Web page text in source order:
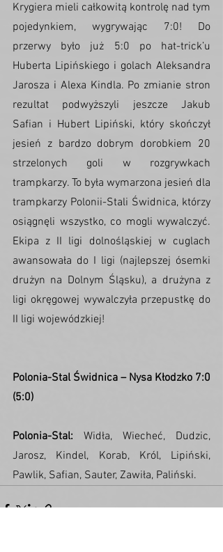
Krygiera mieli całkowitą kontrolę nad tym
pojedynkiem, wygrywając 7:0! Do
przerwy było już 5:0 po hat-trick’u
Huberta Lipińskiego i golach Aleksandra
Jarosza i Alexa Kindla. Po zmianie stron
rezultat podwyższyli jeszcze Jakub
Safian i Hubert Lipiński, który skończył
jesień z bardzo dobrym dorobkiem 20
strzelonych goli w rozgrywkach
trampkarzy. To była wymarzona jesień dla
trampkarzy Polonii-Stali Świdnica, którzy
osiągnęli wszystko, co mogli wywalczyć.
Ekipa z II ligi dolnośląskiej w cuglach
awansowała do I ligi (najlepszej ósemki
drużyn na Dolnym Śląsku), a drużyna z
ligi okręgowej wywalczyła przepustkę do
II ligi wojewódzkiej!
Polonia-Stal Świdnica – Nysa Kłodzko 7:0
(5:0)
Polonia-Stal: Widła, Wiecheć, Dudzic,
Jarosz, Kindel, Korab, Król, Lipiński,
Pawlik, Safian, Sauter, Zawiła, Paliński.